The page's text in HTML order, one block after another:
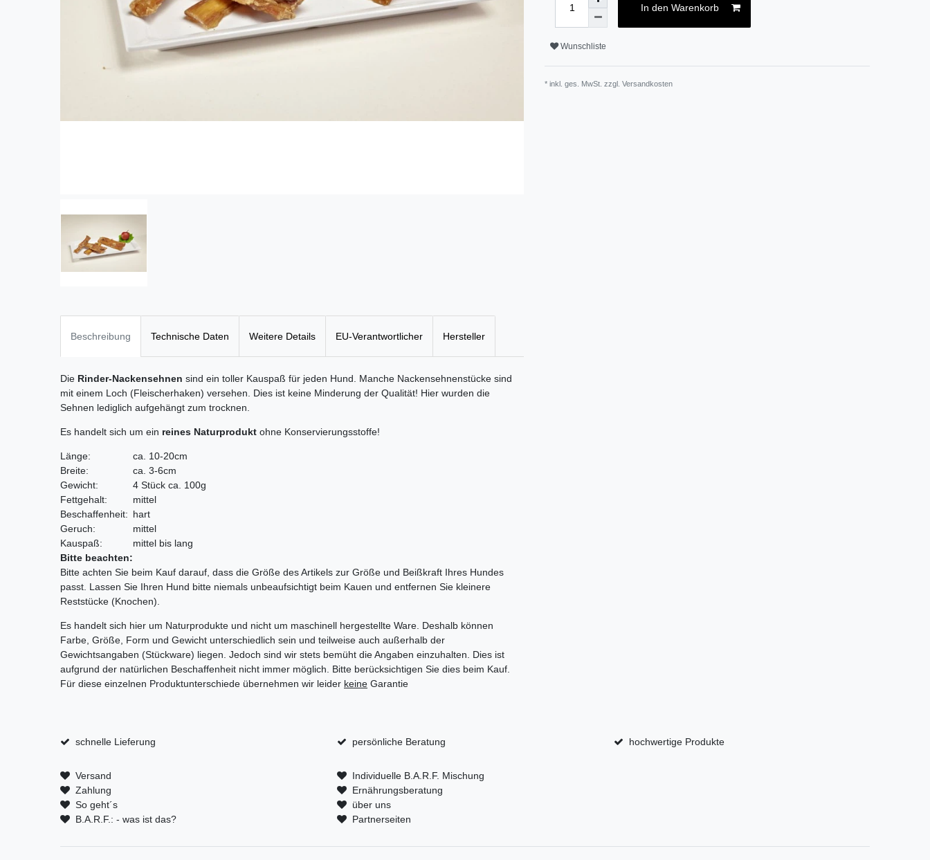
In den Warenkorb
Wunschliste
* inkl. ges. MwSt. zzgl. Versandkosten
Beschreibung Technische Daten Weitere Details EU-Verantwortlicher Hersteller
Die Rinder-Nackensehnen sind ein toller Kauspaß für jeden Hund. Manche Nackensehnenstücke sind
mit einem Loch (Fleischerhaken) versehen. Dies ist keine Minderung der Qualität! Hier wurden die
Sehnen lediglich aufgehängt zum trocknen.
Es handelt sich um ein reines Naturprodukt ohne Konservierungsstoffe!
Länge:
ca. 10-20cm
Breite:
ca. 3-6cm
Gewicht:
4 Stück ca. 100g
Fettgehalt:
mittel
Beschaffenheit: hart
Geruch:
mittel
Kauspaß:
mittel bis lang
Bitte beachten:
Bitte achten Sie beim Kauf darauf, dass die Größe des Artikels zur Größe und Beißkraft Ihres Hundes
passt. Lassen Sie Ihren Hund bitte niemals unbeaufsichtigt beim Kauen und entfernen Sie kleinere
Reststücke (Knochen).
Es handelt sich hier um Naturprodukte und nicht um maschinell hergestellte Ware. Deshalb können
Farbe, Größe, Form und Gewicht unterschiedlich sein und teilweise auch außerhalb der
Gewichtsangaben (Stückware) liegen. Jedoch sind wir stets bemüht die Angaben einzuhalten. Dies ist
aufgrund der natürlichen Beschaffenheit nicht immer möglich. Bitte berücksichtigen Sie dies beim Kauf.
Für diese einzelnen Produktunterschiede übernehmen wir leider keine Garantie
schnelle Lieferung persönliche Beratung hochwertige Produkte
Versand
Zahlung
So geht´s
B.A.R.F.: - was ist das?
Individuelle B.A.R.F. Mischung
Ernährungsberatung
über uns
Partnerseiten